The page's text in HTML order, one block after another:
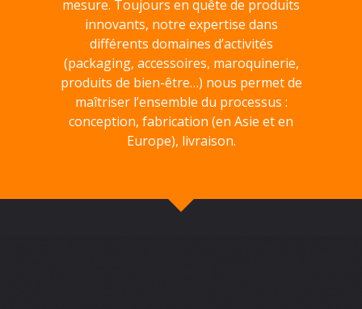
mesure. Toujours en quête de produits
innovants, notre expertise dans
différents domaines d’activités
(packaging, accessoires, maroquinerie,
produits de bien-être…) nous permet de
maîtriser l’ensemble du processus :
conception, fabrication (en Asie et en
Europe), livraison.